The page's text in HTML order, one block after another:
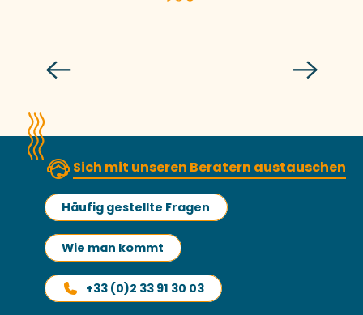
Sich mit unseren Beratern austauschen
Häufig gestellte Fragen
Wie man kommt
+33 (0)2 33 91 30 03